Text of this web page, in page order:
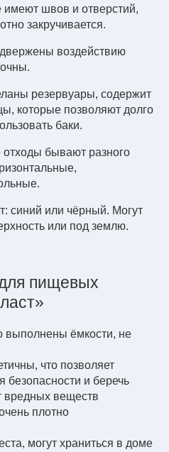
швов и отверстий,
закручивается.
воздействию
резервуары, содержит
которые позволяют долго
баки.
бывают разного
синий или чёрный. Могут
или под землю.
пищевых
выполнены ёмкости, не
что позволяет
безопасности и беречь
вредных веществ
плотно
могут храниться в доме